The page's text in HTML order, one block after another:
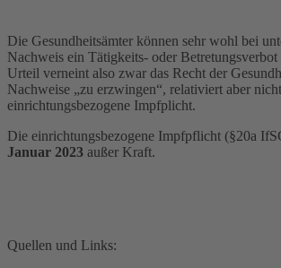
Die Gesundheitsämter können sehr wohl bei
Nachweis ein Tätigkeits- oder Betretungsverbot
Urteil verneint also zwar das Recht der
Nachweise „zu erzwingen“, relativiert aber
einrichtungsbezogene Impfplicht.
Die einrichtungsbezogene Impfpflicht (§20a
Januar 2023 außer Kraft.
Quellen und Links: